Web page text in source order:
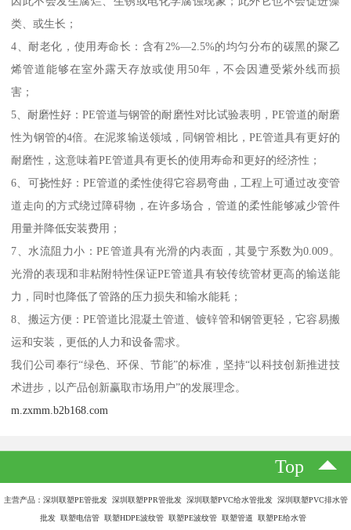
类、或生长；
4、耐老化，使用寿命长：含有2%—2.5%的均匀分布的碳黑的聚乙
烯管道能够在室外露天存放或使用50年，不会因遭受紫外线而损
害；
5、耐磨性好：PE管道与钢管的耐磨性对比试验表明，PE管道的耐磨
性为钢管的4倍。在泥浆输送领域，同钢管相比，PE管道具有更好的
耐磨性，这意味着PE管道具有更长的使用寿命和更好的经济性；
6、可挠性好：PE管道的柔性使得它容易弯曲，工程上可通过改变管
道走向的方式绕过障碍物，在许多场合，管道的柔性能够减少管件
用量并降低安装费用；
7、水流阻力小：PE管道具有光滑的内表面，其曼宁系数为0.009。
光滑的表现和非粘附特性保证PE管道具有较传统管材更高的输送能
力，同时也降低了管路的压力损失和输水能耗；
8、搬运方便：PE管道比混凝土管道、镀锌管和钢管更轻，它容易搬
运和安装，更低的人力和设备需求。
我们公司奉行“绿色、环保、节能”的标准，坚持“以科技创新推进技
术进步，以产品创新赢取市场用户”的发展理念。
m.zxmm.b2b168.com
Top
主营产品：深圳联塑PE管批发 深圳联塑PPR管批发 深圳联塑PVC给水管批发 深圳联塑PVC排水管
批发 联塑电信管 联塑HDPE波纹管 联塑PE波纹管 联塑管道 联塑PE给水管